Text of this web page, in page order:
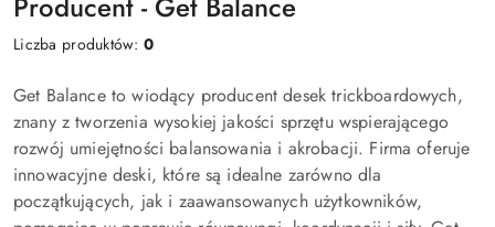
Liczba produktów:0
Get Balance to wiodący producent desek trickboardowych,
znany z tworzenia wysokiej jakości sprzętu wspierającego
rozwój umiejętności balansowania i akrobacji. Firma oferuje
innowacyjne deski, które są idealne zarówno dla
początkujących, jak i zaawansowanych użytkowników,